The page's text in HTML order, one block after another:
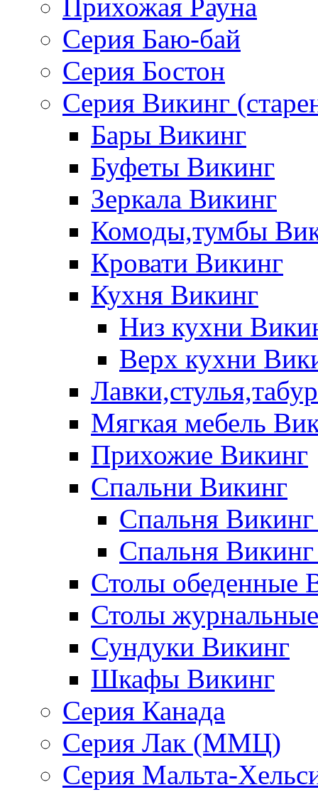
Прихожая Рауна
Серия Баю-бай
Серия Бостон
Серия Викинг
Бары Викинг
Буфеты Викинг
Зеркала Викинг
Комоды,тумбы
Кровати Викинг
Кухня Викинг
Низ кухни
Верх кухни
Мягкая мебель
Прихожие Викинг
Спальни Викинг
Спальня
Спальня
Столы обеденные
Столы
Сундуки Викинг
Шкафы Викинг
Серия Канада
Серия Лак (ММЦ)
Серия Мальта-